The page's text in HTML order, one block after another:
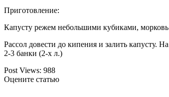
Приготовление:
Капусту режем небольшими кубиками, морковь
Рассол довести до кипения и залить капусту.
2-3 банки (2-х л.)
Post Views: 988
Оцените статью